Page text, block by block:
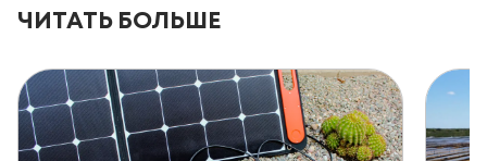
ЧИТАТЬ БОЛЬШЕ